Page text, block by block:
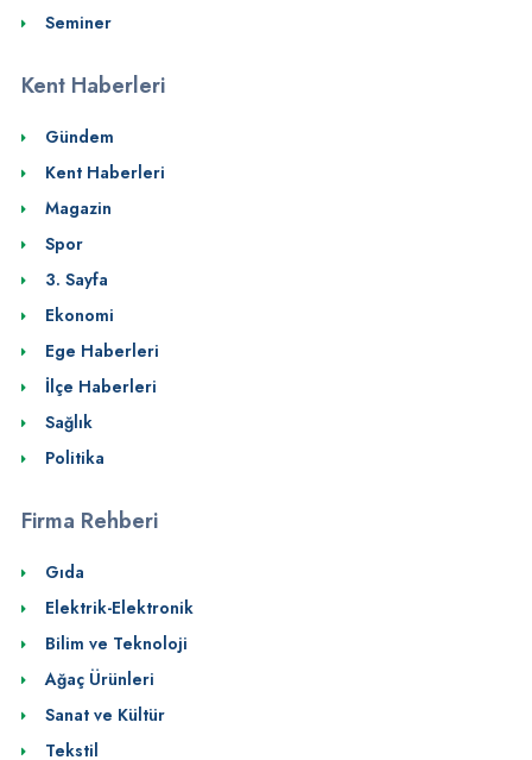
Seminer
Kent Haberleri
Gündem
Kent Haberleri
Magazin
Spor
3. Sayfa
Ekonomi
Ege Haberleri
İlçe Haberleri
Sağlık
Politika
Firma Rehberi
Gıda
Elektrik-Elektronik
Bilim ve Teknoloji
Ağaç Ürünleri
Sanat ve Kültür
Tekstil